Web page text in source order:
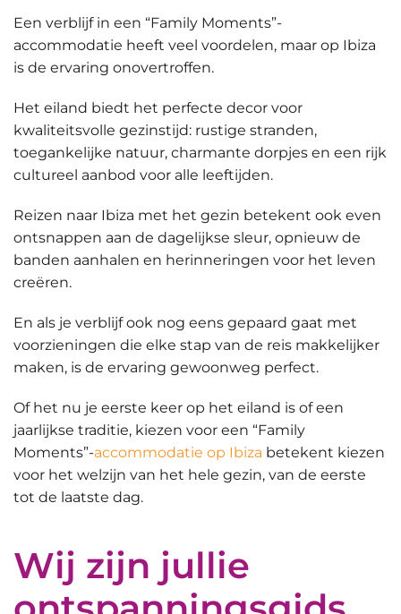
Een verblijf in een “Family Moments”-
accommodatie heeft veel voordelen, maar op Ibiza
is de ervaring onovertroffen.
Het eiland biedt het perfecte decor voor
kwaliteitsvolle gezinstijd: rustige stranden,
toegankelijke natuur, charmante dorpjes en een rijk
cultureel aanbod voor alle leeftijden.
Reizen naar Ibiza met het gezin betekent ook even
ontsnappen aan de dagelijkse sleur, opnieuw de
banden aanhalen en herinneringen voor het leven
creëren.
En als je verblijf ook nog eens gepaard gaat met
voorzieningen die elke stap van de reis makkelijker
maken, is de ervaring gewoonweg perfect.
Of het nu je eerste keer op het eiland is of een
jaarlijkse traditie, kiezen voor een “Family
Moments”-accommodatie op Ibiza betekent kiezen
voor het welzijn van het hele gezin, van de eerste
tot de laatste dag.
Wij zijn jullie